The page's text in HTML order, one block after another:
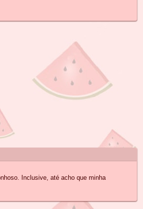
Inclusive, até acho que minha